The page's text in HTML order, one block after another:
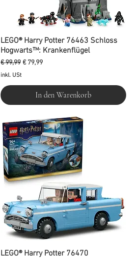
LEGO® Harry Potter 76463 Schloss
Hogwarts™: Krankenflügel
Standardpreis
€ 99,99 Sale-Preis
€ 79,99
inkl. USt
In den Warenkorb
LEGO® Harry Potter 76470